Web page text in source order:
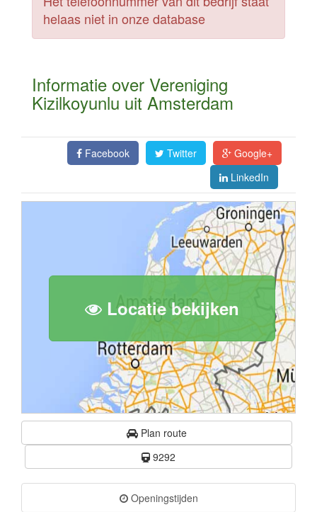
helaas niet in onze database
Informatie over Vereniging
Kizilkoyunlu uit Amsterdam
Facebook Twitter
Google+
LinkedIn
Locatie bekijken
Plan route
9292
Openingstijden